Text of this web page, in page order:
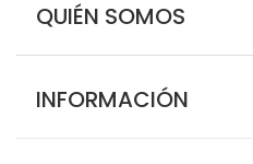
QUIÉN SOMOS
INFORMACIÓN